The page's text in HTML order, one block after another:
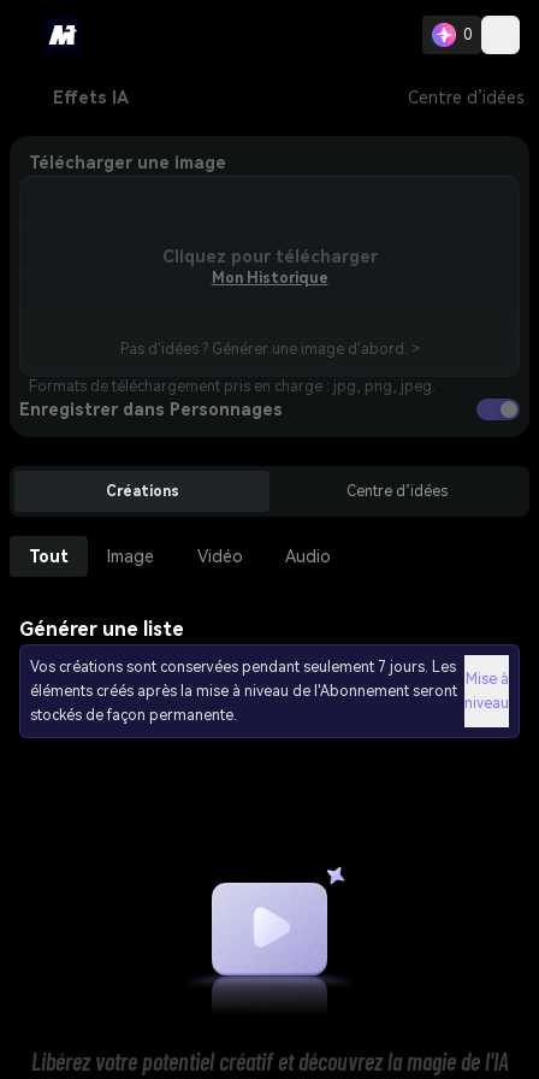
0
Effets IA Centre d’idées
Télécharger une image
Cliquez pour télécharger
Mon Historique
Pas d'idées ? Générer une image d'abord. >
Formats de téléchargement pris en charge : jpg, png, jpeg.
Enregistrer dans Personnages
Créations Centre d’idées
Tout Image Vidéo Audio
Générer une liste
Vos créations sont conservées pendant seulement 7 jours. Les
éléments créés après la mise à niveau de l'Abonnement seront
stockés de façon permanente.
Mise à
niveau
Libérez votre potentiel créatif et découvrez la magie de l'IA